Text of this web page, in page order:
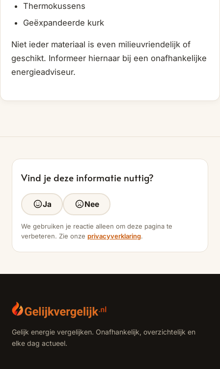
Thermokussens
Geëxpandeerde kurk
Niet ieder materiaal is even milieuvriendelijk of
geschikt. Informeer hiernaar bij een onafhankelijke
energieadviseur.
Vind je deze informatie nuttig?
Ja Nee
We gebruiken je reactie alleen om deze pagina te
verbeteren. Zie onze privacyverklaring.
Gelijk energie vergelijken. Onafhankelijk, overzichtelijk en
elke dag actueel.